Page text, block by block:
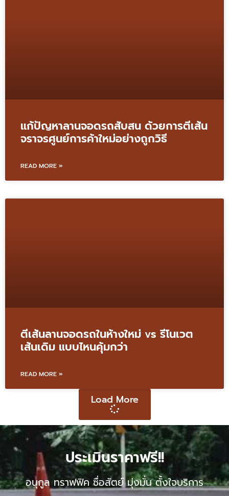
แก้ปัญหาลานจอดรถสับสน ด้วยการตีเส้น
จราจรศูนย์การค้าใหม่อย่างถูกวิธี
READ MORE »
ตีเส้นลานจอดรถในห้างใหม่ vs รีโนเวต
เส้นเดิม แบบไหนคุ้มกว่า
READ MORE »
Load More
ประเมินราคาฟรี!!
อนุกูล ทราฟฟิค ซื่อสัตย์ มุ่งมั่น ตั้งใจบริการ